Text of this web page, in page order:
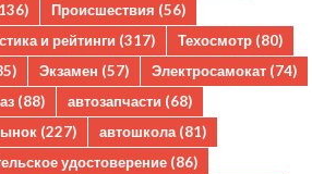
Происшествия (56)
и рейтинги (317) Техосмотр (80)
Экзамен (57) Электросамокат (74)
(88) автозапчасти (68)
(227) автошкола (81)
удостоверение (86)